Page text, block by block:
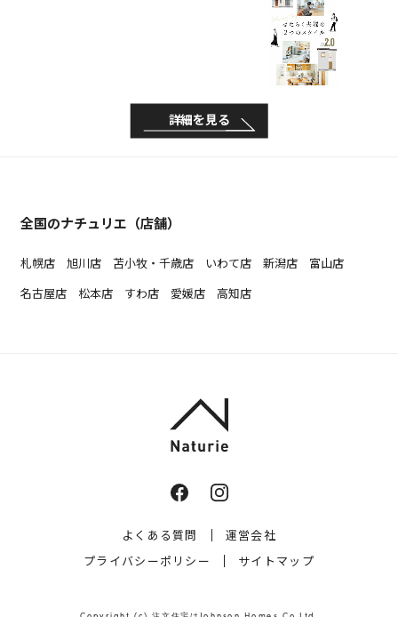
詳細を見る
全国のナチュリエ（店舗）
札幌店 旭川店 苫小牧・千歳店 いわて店 新潟店
富山店
名古屋店
松本店 すわ店 愛媛店 高知店
よくある質問
運営会社
プライバシーポリシー
サイトマップ